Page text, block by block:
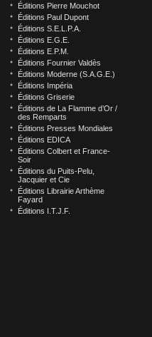
Éditions Pierre Mouchot
Éditions Paul Dupont
Éditions S.E.L.P.A.
Éditions E.G.E.
Éditions E.P.M.
Éditions Fournier Valdès
Éditions Moderne (S.A.G.E.)
Éditions Impéria
Éditions Griserie
Éditions de La Flamme d’Or /
des Remparts
Éditions Presses Mondiales
Éditions EDICA
Éditions Colbert et France-
Soir
Éditions du Puits-Pelu,
Jacquier et Cie
Éditions Librairie Arthème
Fayard
Éditions I.T.J.F.